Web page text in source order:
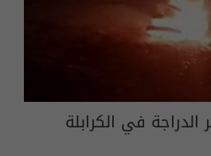
في الكرابلة